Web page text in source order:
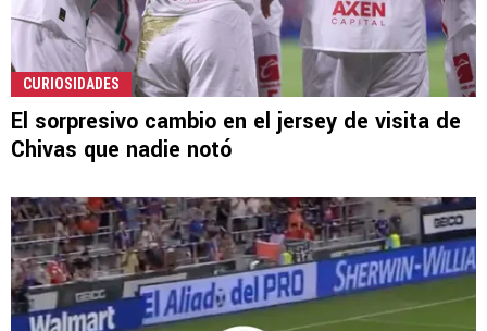
CURIOSIDADES
El sorpresivo cambio en el jersey de visita de
Chivas que nadie notó